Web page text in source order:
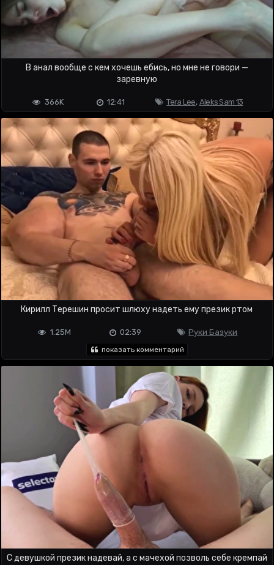
В анал вообще с кем хочешь ебись, но мне не говори —
заревную
Tera Lee, Aleks Sam 13
12:41
366K
Кирилл Терешин просит шлюху надеть ему презик ртом
Руки Базуки
02:39
1.25M
показать комментарий
С девушкой презик надевай, а с мачехой позволь себе кремпай